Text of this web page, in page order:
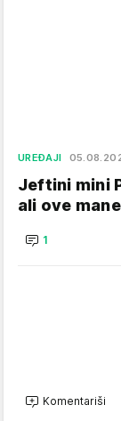
UREĐAJI
Jeftini mini
ali ove
1
Komentariši